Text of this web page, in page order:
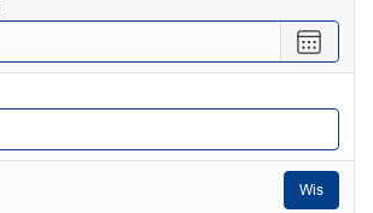
vanaf
een
tot
met
Wis